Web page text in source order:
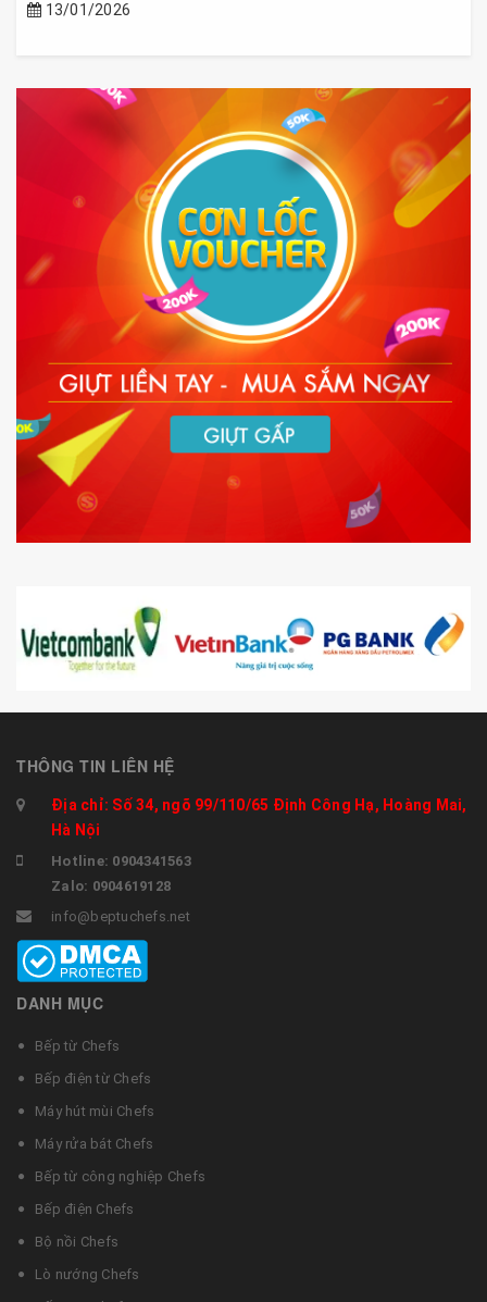
13/01/2026
THÔNG TIN LIÊN HỆ
Địa chỉ: Số 34, ngõ 99/110/65 Định Công Hạ, Hoàng Mai,
Hà Nội
Hotline: 0904341563
Zalo: 0904619128
info@beptuchefs.net
DANH MỤC
Bếp từ Chefs
Bếp điện từ Chefs
Máy hút mùi Chefs
Máy rửa bát Chefs
Bếp từ công nghiệp Chefs
Bếp điện Chefs
Bộ nồi Chefs
Lò nướng Chefs